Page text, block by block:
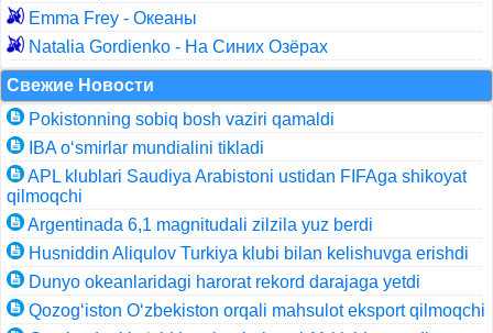
Emma Frey - Океаны
Natalia Gordienko - На Синих Озёрах
Свежие Новости
Pokistonning sobiq bosh vaziri qamaldi
IBA o‘smirlar mundialini tikladi
APL klublari Saudiya Arabistoni ustidan FIFAga shikoyat
qilmoqchi
Argentinada 6,1 magnitudali zilzila yuz berdi
Husniddin Aliqulov Turkiya klubi bilan kelishuvga erishdi
Dunyo okeanlaridagi harorat rekord darajaga yetdi
Qozog‘iston O‘zbekiston orqali mahsulot eksport qilmoqchi